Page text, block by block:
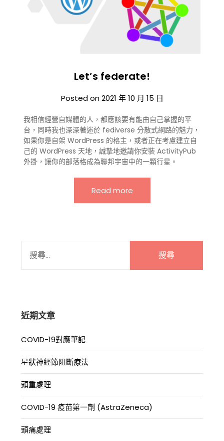
Let’s federate!
Posted on2021 年 10 月 15 日
我相信經營自媒體的人，都應該要有能由自己掌握的平
台，同時我也深深著迷於 fediverse 分散式網路的魅力，
如果你是自架 WordPress 的格主，或者正在考慮建立自
己的 WordPress 天地，誠摯地邀請你安裝 ActivityPub
外掛，讓你的部落格成為聯邦宇宙中的一顆行星。
Read more
關
近期文章
COVID-19對應筆記
星狀神經節阻斷療法
頭重處理
COVID-19 疫苗第一劑 (AstraZeneca)
頭痛處理